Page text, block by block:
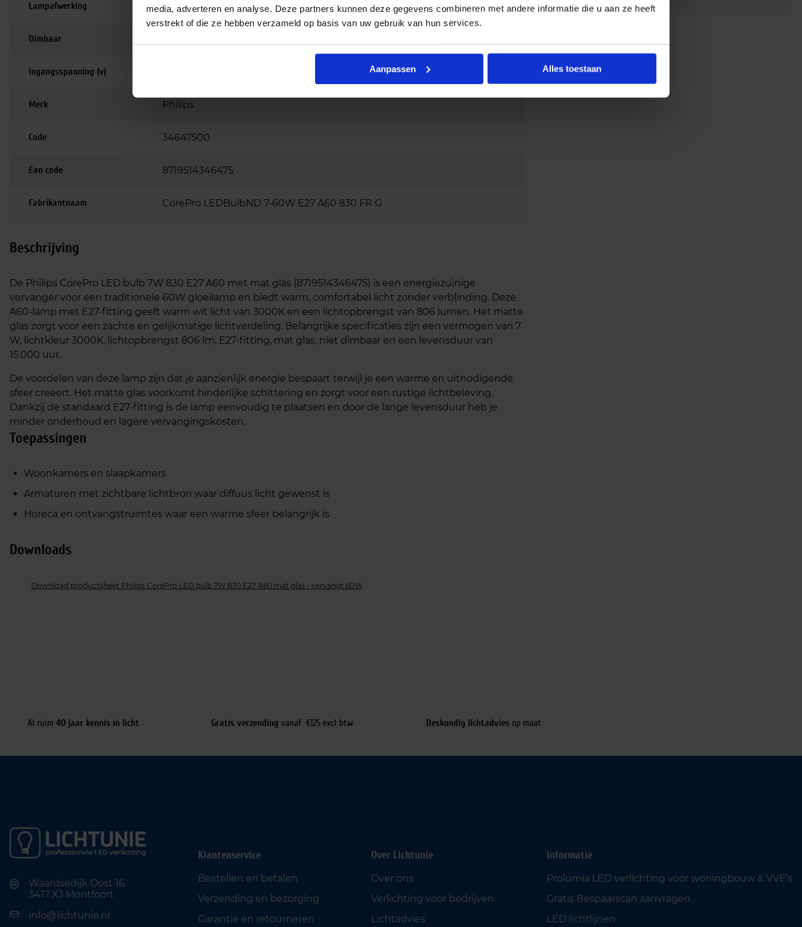
media, adverteren en analyse. Deze partners kunnen deze gegevens combineren met andere informatie die u aan ze heeft
verstrekt of die ze hebben verzameld op basis van uw gebruik van hun services.
Aanpassen Alles toestaan
Lampafwerking Mat
Dimbaar
Ingangsspanning (v)
Merk Philips
Code 34647500
Ean code 8719514346475
Fabrikantnaam CorePro LEDBulbND 7-60W E27 A60 830 FR G
Beschrijving
De Philips CorePro LED bulb 7W 830 E27 A60 met mat glas (8719514346475) is een energiezuinige
vervanger voor een traditionele 60W gloeilamp en biedt warm, comfortabel licht zonder verblinding. Deze
A60‑lamp met E27‑fitting geeft warm wit licht van 3000K en een lichtopbrengst van 806 lumen. Het matte
glas zorgt voor een zachte en gelijkmatige lichtverdeling. Belangrijke specificaties zijn een vermogen van 7
W, lichtkleur 3000K, lichtopbrengst 806 lm, E27‑fitting, mat glas, niet dimbaar en een levensduur van
15.000 uur.
De voordelen van deze lamp zijn dat je aanzienlijk energie bespaart terwijl je een warme en uitnodigende
sfeer creëert. Het matte glas voorkomt hinderlijke schittering en zorgt voor een rustige lichtbeleving.
Dankzij de standaard E27‑fitting is de lamp eenvoudig te plaatsen en door de lange levensduur heb je
minder onderhoud en lagere vervangingskosten.
Toepassingen
Woonkamers en slaapkamers
Armaturen met zichtbare lichtbron waar diffuus licht gewenst is
Horeca en ontvangstruimtes waar een warme sfeer belangrijk is
Downloads
Download productsheet Philips CorePro LED bulb 7W 830 E27 A60 mat glas - vervangt 60W
Al ruim 40 jaar kennis in licht Gratis verzending vanaf €125 excl btw Deskundig lichtadvies op maat
Waardsedijk Oost 16
3417 XJ Montfoort
info@lichtunie.nl
Klantenservice
Bestellen en betalen
Verzending en bezorging
Garantie en retourneren
Over Lichtunie
Over ons
Verlichting voor bedrijven
Lichtadvies
Informatie
Prolumia LED verlichting voor woningbouw & VVE’s
Gratis Bespaarscan aanvragen
LED lichtlijnen